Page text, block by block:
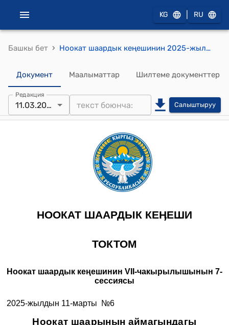
KG RU
Башкы бет › Ноокат шаардык кеңешинин 2025-жылдын 11-мартындагы № 6 Ноокат шаарынын аймагындагы У. Салиева атындагы балдар бакчасына балдар жатуучу 3-ярустуу кроватын алмаштыруу үчүн 2024-жылдын бюджетинин үнөмдөлгөн акча каражатынын эсебинен акча каражатын ажыратып берүү жөнүндө токтому
Документ Маалыматтар Шилтеме документтер
Редакция
11.03.2025 Салыштыруу